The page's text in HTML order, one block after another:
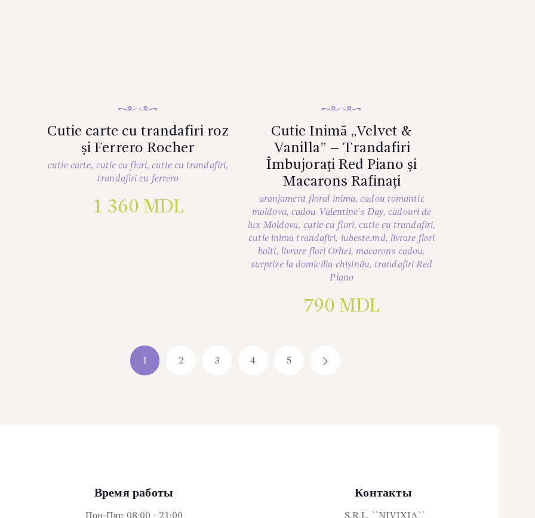
Cutie carte cu trandafiri roz
și Ferrero Rocher
cutie carte, cutie cu flori,cutie cu trandafiri,
trandafiri cu ferrero
1 360 MDL
Cutie Inimă „Velvet &
Vanilla” – Trandafiri
Îmbujorați Red Piano și
Macarons Rafinați
aranjament floral inima,cadou romantic
moldova, cadou Valentine's Day,cadouri de
lux Moldova, cutie cu flori,cutie cu trandafiri,
cutie inima trandafiri, iubeste.md, livrare flori
balti, livrare flori Orhei, macarons cadou,
surprize la domiciliu chișinău, trandafiri Red
Piano
790 MDL
1 2 3 4 5
Время работы Контакты